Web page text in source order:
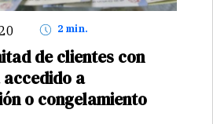
2 min.
de clientes con
a
o congelamiento